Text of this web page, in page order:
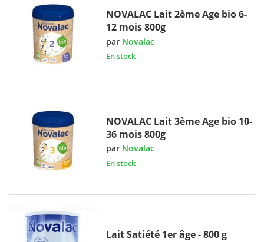
NOVALAC Lait 2ème Age bio 6-
12 mois 800g
par Novalac
En stock
NOVALAC Lait 3ème Age bio 10-
36 mois 800g
par Novalac
En stock
Lait Satiété 1er âge - 800 g